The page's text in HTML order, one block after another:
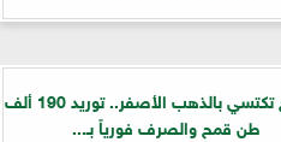
سوهاج تكتسي بالذهب الأصفر.. توريد 190 ألف
طن قمح والصرف فورياً بـ...